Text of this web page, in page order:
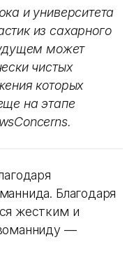
и университета
из сахарного
может
чистых
которых
на этапе
Благодаря
жестким и
—